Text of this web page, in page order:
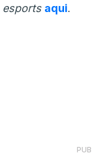
esports aqui.
PUB